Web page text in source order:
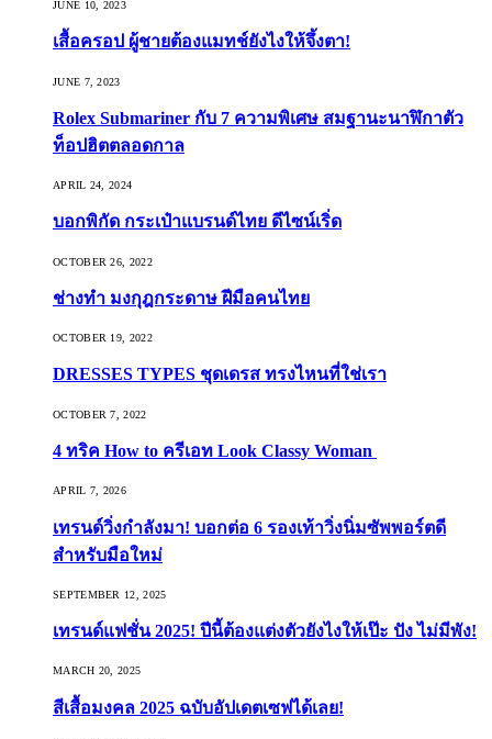
JUNE 10, 2023
เสื้อครอป ผู้ชายต้องแมทช์ยังไงให้จึ้งตา!
JUNE 7, 2023
Rolex Submariner กับ 7 ความพิเศษ สมฐานะนาฬิกาตัว
ท็อปฮิตตลอดกาล
APRIL 24, 2024
บอกพิกัด กระเป๋าแบรนด์ไทย ดีไซน์เริ่ด
OCTOBER 26, 2022
ช่างทำ มงกุฎกระดาษ ฝีมือคนไทย
OCTOBER 19, 2022
DRESSES TYPES ชุดเดรส ทรงไหนที่ใช่เรา
OCTOBER 7, 2022
4 ทริค How to ครีเอท Look Classy Woman
APRIL 7, 2026
เทรนด์วิ่งกำลังมา! บอกต่อ 6 รองเท้าวิ่งนิ่มซัพพอร์ตดี
สำหรับมือใหม่
SEPTEMBER 12, 2025
เทรนด์แฟชั่น 2025! ปีนี้ต้องแต่งตัวยังไงให้เป๊ะ ปัง ไม่มีพัง!
MARCH 20, 2025
สีเสื้อมงคล 2025 ฉบับอัปเดตเซฟได้เลย!